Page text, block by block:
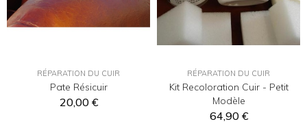
RÉPARATION DU CUIR
Pate Résicuir
20,00 €
RÉPARATION DU CUIR
Kit Recoloration Cuir - Petit
Modèle
64,90 €